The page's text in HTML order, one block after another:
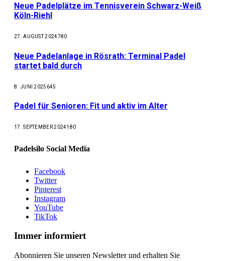
Neue Padelplätze im Tennisverein Schwarz-Weiß
Köln-Riehl
27. AUGUST 2024780
Neue Padelanlage in Rösrath: Terminal Padel
startet bald durch
8. JUNI 2025 645
Padel für Senioren: Fit und aktiv im Alter
17. SEPTEMBER 2024180
Padelsilo Social Media
Facebook
Twitter
Pinterest
Instagram
YouTube
TikTok
Immer informiert
Abonnieren Sie unseren Newsletter und erhalten Sie